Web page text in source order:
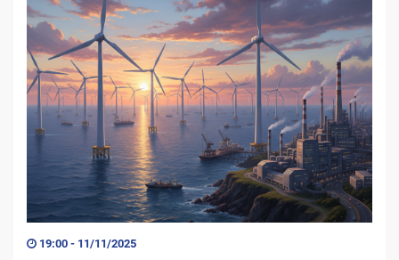
19:00 - 11/11/2025